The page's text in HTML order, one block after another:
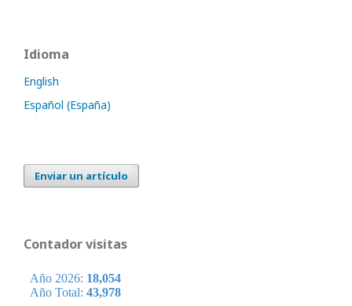
Idioma
English
Español (España)
Enviar un artículo
Contador visitas